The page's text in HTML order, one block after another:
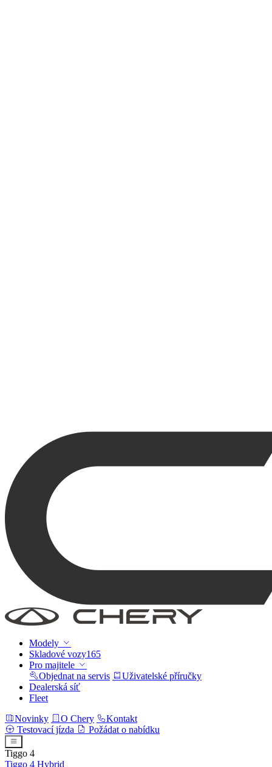
Modely
Skladové vozy165
Pro majitele
Objednat na servis
Uživatelské příručky
Dealerská síť
Fleet
Novinky
O Chery
Kontakt
Testovací jízda
Požádat o nabídku
Tiggo 4
Tiggo 4 Hybrid